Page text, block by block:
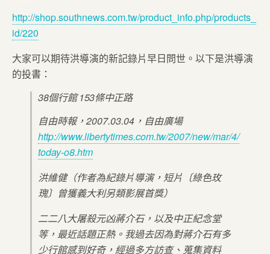
http://shop.southnews.com.tw/product_info.php/products_
id/220
大家可以期待洪導演的新記錄片早日問世。以下是洪導演
的投書：
38個行館 153條中正路
自由時報，2007.03.04，自由廣場
http://www.libertytimes.com.tw/2007/new/mar/4/
today-o8.htm
洪維健（作者為紀錄片導演，短片〔綠色玫
瑰〕曾獲義大利另類影展首獎）
二二八大屠殺元凶蔣介石，以及中正紀念堂
等，最近話題正熱。我過去因為對蔣介石有多
少行館感到好奇，經過多方訪查、蒐集資料